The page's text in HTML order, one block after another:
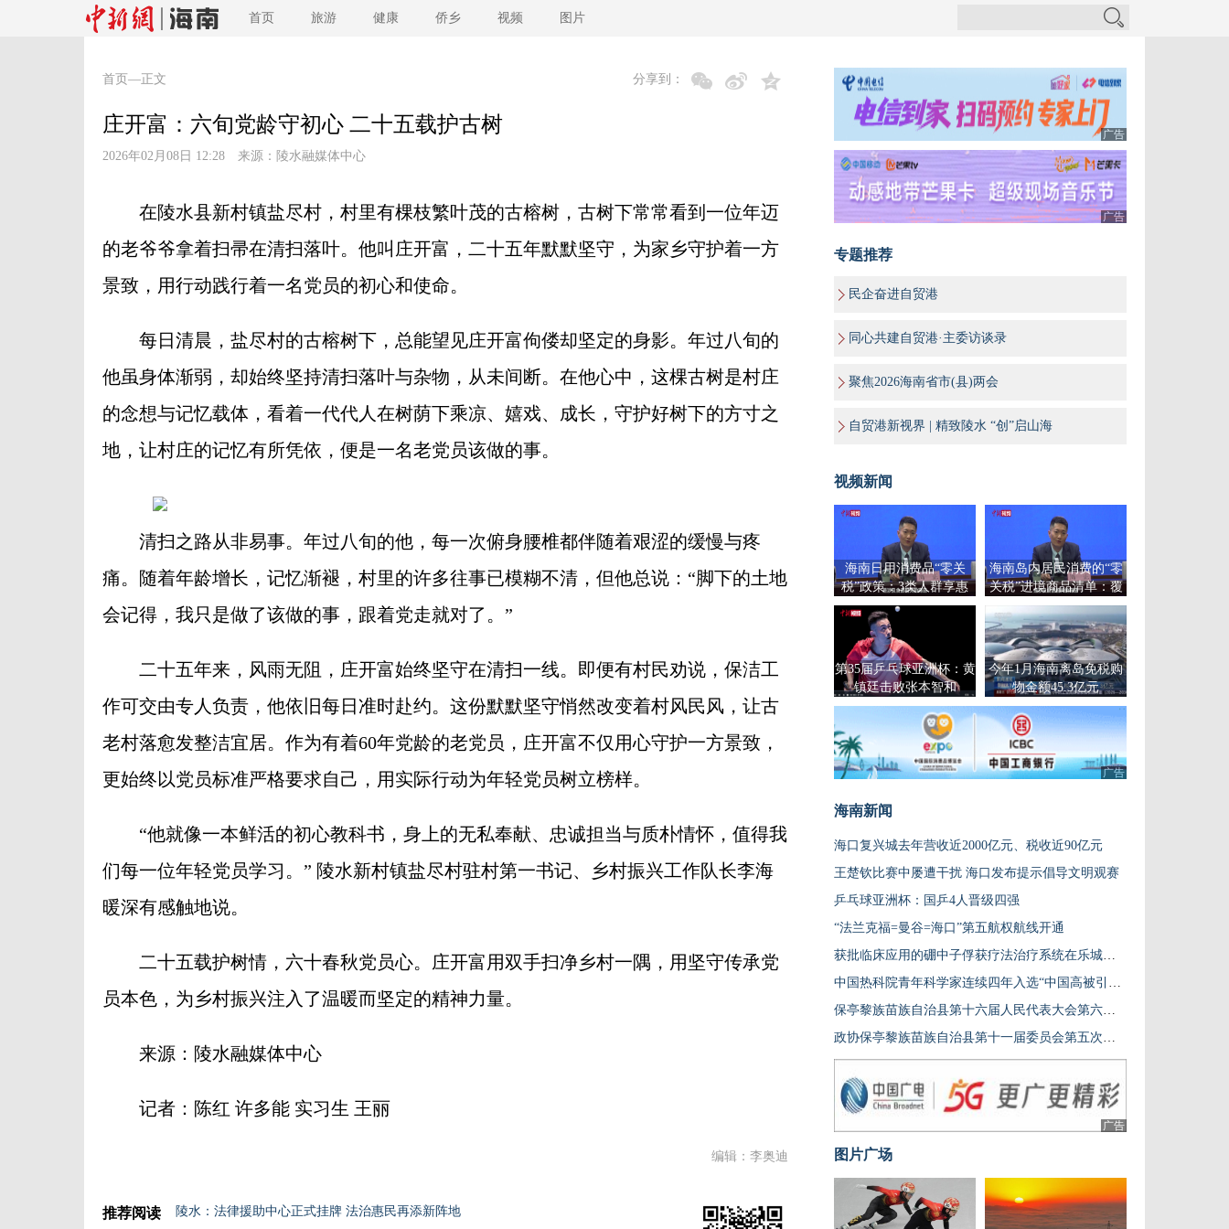
首页 旅游 健康 侨乡 视频 图片
首页 —正文 分享到：
庄开富：六旬党龄守初心 二十五载护古树
2026年02月08日 12:28 来源： 陵水融媒体中心
在陵水县新村镇盐尽村，村里有棵枝繁叶茂的古榕树，古树下常常看到一位年迈
的老爷爷拿着扫帚在清扫落叶。他叫庄开富，二十五年默默坚守，为家乡守护着一方
景致，用行动践行着一名党员的初心和使命。
每日清晨，盐尽村的古榕树下，总能望见庄开富佝偻却坚定的身影。年过八旬的
他虽身体渐弱，却始终坚持清扫落叶与杂物，从未间断。在他心中，这棵古树是村庄
的念想与记忆载体，看着一代代人在树荫下乘凉、嬉戏、成长，守护好树下的方寸之
地，让村庄的记忆有所凭依，便是一名老党员该做的事。
清扫之路从非易事。年过八旬的他，每一次俯身腰椎都伴随着艰涩的缓慢与疼
痛。随着年龄增长，记忆渐褪，村里的许多往事已模糊不清，但他总说：“脚下的土地
会记得，我只是做了该做的事，跟着党走就对了。”
二十五年来，风雨无阻，庄开富始终坚守在清扫一线。即便有村民劝说，保洁工
作可交由专人负责，他依旧每日准时赴约。这份默默坚守悄然改变着村风民风，让古
老村落愈发整洁宜居。作为有着60年党龄的老党员，庄开富不仅用心守护一方景致，
更始终以党员标准严格要求自己，用实际行动为年轻党员树立榜样。
“他就像一本鲜活的初心教科书，身上的无私奉献、忠诚担当与质朴情怀，值得我
们每一位年轻党员学习。” 陵水新村镇盐尽村驻村第一书记、乡村振兴工作队长李海
暖深有感触地说。
二十五载护树情，六十春秋党员心。庄开富用双手扫净乡村一隅，用坚守传承党
员本色，为乡村振兴注入了温暖而坚定的精神力量。
来源：陵水融媒体中心
记者：陈红 许多能 实习生 王丽
编辑：李奥迪
推荐阅读 陵水：法律援助中心正式挂牌 法治惠民再添新阵地
广告
广告
专题推荐
民企奋进自贸港
同心共建自贸港·主委访谈录
聚焦2026海南省市(县)两会
自贸港新视界 | 精致陵水 “创”启山海
视频新闻
海南日用消费品“零关
税”政策：3类人群享惠
海南岛内居民消费的“零
关税”进境商品清单：覆
盖吃、穿、用
第35届乒乓球亚洲杯：黄
镇廷击败张本智和
今年1月海南离岛免税购
物金额45.3亿元
广告
海南新闻
海口复兴城去年营收近2000亿元、税收近90亿元
王楚钦比赛中屡遭干扰 海口发布提示倡导文明观赛
乒乓球亚洲杯：国乒4人晋级四强
“法兰克福=曼谷=海口”第五航权航线开通
获批临床应用的硼中子俘获疗法治疗系统在乐城启用
中国热科院青年科学家连续四年入选“中国高被引学者”榜单
保亭黎族苗族自治县第十六届人民代表大会第六次会议开幕
政协保亭黎族苗族自治县第十一届委员会第五次会议开幕
广告
图片广场